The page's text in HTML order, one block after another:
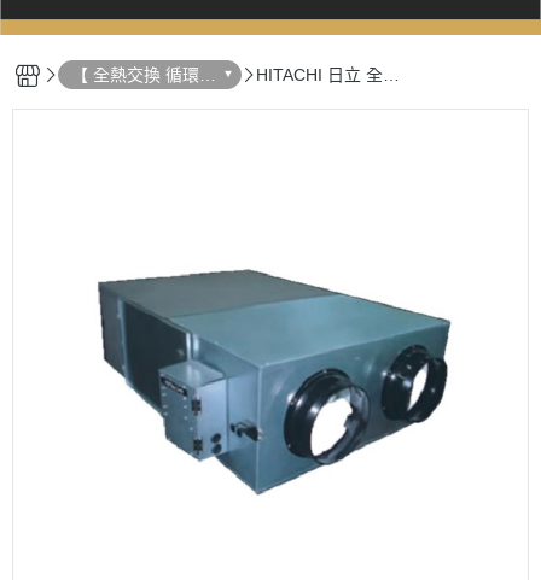
【 全熱交換 循環扇
吊隱除濕 】
HITACHI 日立 全熱